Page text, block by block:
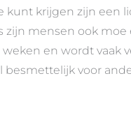
krijgen zijn een
zijn mensen ook
en wordt vaak
besmettelijk voor